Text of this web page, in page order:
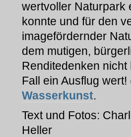
wertvoller Naturpark
konnte und für den
imagefördernder
dem mutigen,
Renditedenken
Fall ein Ausflug
Wasserkunst.
Text und Fotos:
Heller